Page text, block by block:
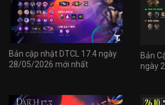
Bản cập nhật DTCL 17.4 ngày
28/05/2026 mới nhất
Bản
ngày